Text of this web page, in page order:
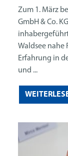
Zum 1. März
GmbH & Co.
Waldsee nahe
Erfahrung in
und ...